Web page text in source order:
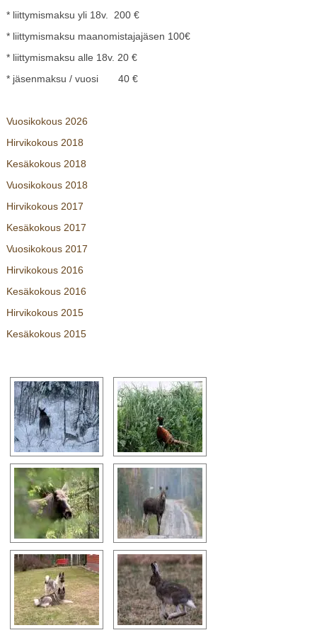
* liittymismaksu yli 18v. 200 €
* liittymismaksu maanomistajajäsen 100€
* liittymismaksu alle 18v. 20 €
* jäsenmaksu / vuosi 40 €
Vuosikokous 2026
Hirvikokous 2018
Kesäkokous 2018
Vuosikokous 2018
Hirvikokous 2017
Kesäkokous 2017
Vuosikokous 2017
Hirvikokous 2016
Kesäkokous 2016
Hirvikokous 2015
Kesäkokous 2015